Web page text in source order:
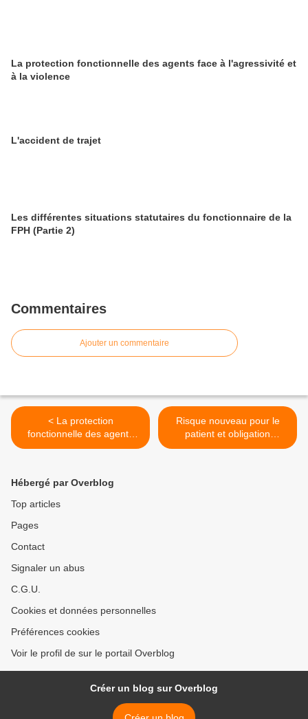
La protection fonctionnelle des agents face à l'agressivité et
à la violence
L'accident de trajet
Les différentes situations statutaires du fonctionnaire de la
FPH (Partie 2)
Commentaires
Ajouter un commentaire
< La protection
fonctionnelle des agents
face à l'agressivité et à la
Risque nouveau pour le
patient et obligation
d'information >
Hébergé par Overblog
Top articles
Pages
Contact
Signaler un abus
C.G.U.
Cookies et données personnelles
Préférences cookies
Voir le profil de sur le portail Overblog
Créer un blog sur Overblog